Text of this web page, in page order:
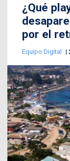
¿Qué
por el
Equipo Digital